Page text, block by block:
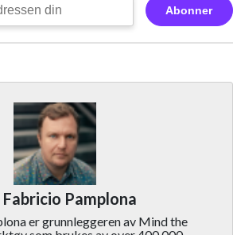
Abonner
Fabricio Pamplona
er grunnleggeren av Mind the